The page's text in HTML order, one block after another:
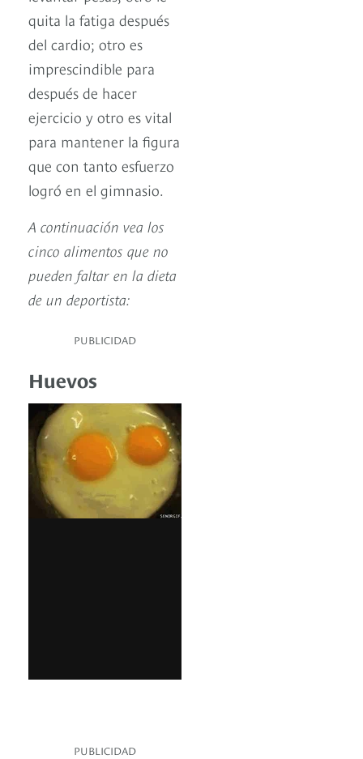
quita la fatiga después
del cardio; otro es
imprescindible para
después de hacer
ejercicio y otro es vital
para mantener la figura
que con tanto esfuerzo
logró en el gimnasio.
A continuación vea los
cinco alimentos que no
pueden faltar en la dieta
de un deportista:
PUBLICIDAD
Huevos
PUBLICIDAD